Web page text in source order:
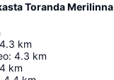
Toranda Merilinna
4.3 km
: 4.3 km
km